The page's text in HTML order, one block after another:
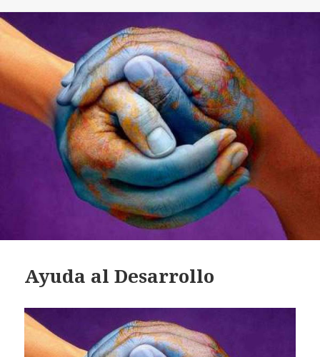
Ayuda al Desarrollo